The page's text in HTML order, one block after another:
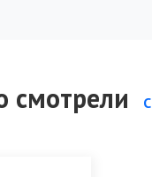
смотрели